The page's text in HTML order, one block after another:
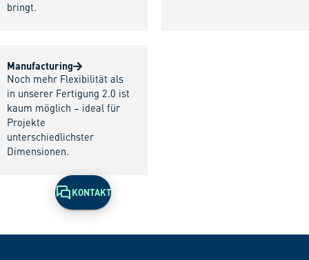
bringt.
Manufacturing
Noch mehr Flexibilität als
in unserer Fertigung 2.0 ist
kaum möglich – ideal für
Projekte
unterschiedlichster
Dimensionen.
KONTAKT